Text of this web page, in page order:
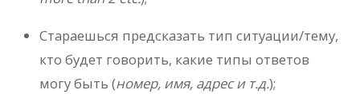
Стараешься предсказать тип ситуации/тему,
кто будет говорить, какие типы ответов
могу быть (номер, имя, адрес и т.д.);